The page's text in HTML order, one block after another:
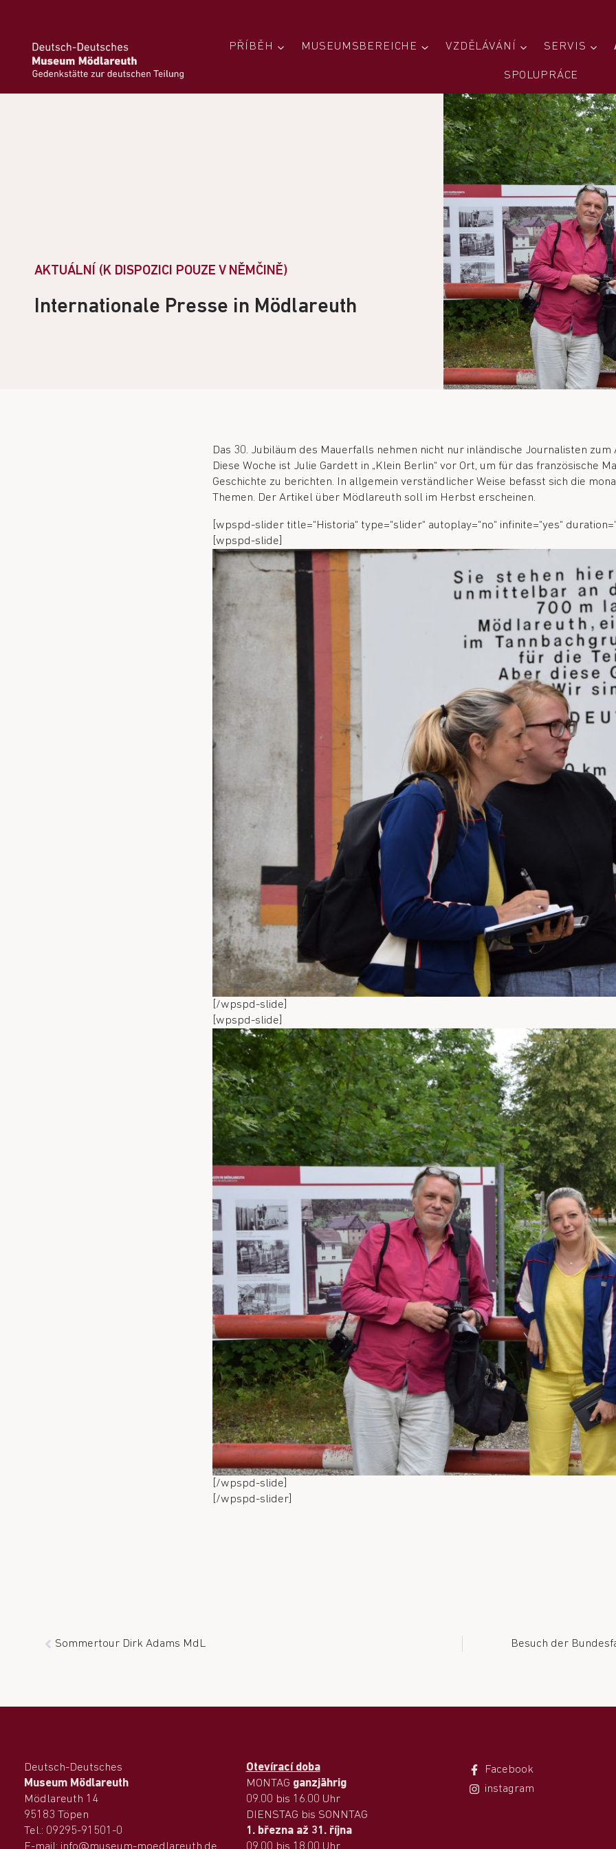
PŘÍBĚH MUSEUMSBEREICHE VZDĚLÁVÁNÍ SERVIS
SPOLUPRÁCE
AKTUÁLNÍ (K DISPOZICI POUZE V NĚMČINĚ)
Internationale Presse in Mödlareuth
Das 30. Jubiläum des Mauerfalls nehmen nicht nur inländische Journalisten
Diese Woche ist Julie Gardett in „Klein Berlin“ vor Ort, um für das französische
Geschichte zu berichten. In allgemein verständlicher Weise befasst sich die
Themen. Der Artikel über Mödlareuth soll im Herbst erscheinen.
[wpspd-slider title=“Historia“ type=“slider“ autoplay=“no“ infinite=“yes“
[wpspd-slide]
[/wpspd-slide]
[wpspd-slide]
[/wpspd-slide]
[/wpspd-slider]
Sommertour Dirk Adams MdL Besuch der
Deutsch-Deutsches
Museum Mödlareuth
Mödlareuth 14
95183 Töpen
Tel.: 09295-91501-0
E-mail: info@museum-moedlareuth.de
Otevírací doba
MONTAG ganzjährig
09.00 bis 16.00 Uhr
DIENSTAG bis SONNTAG
1. března až 31. října
09.00 bis 18.00 Uhr
Facebook
instagram